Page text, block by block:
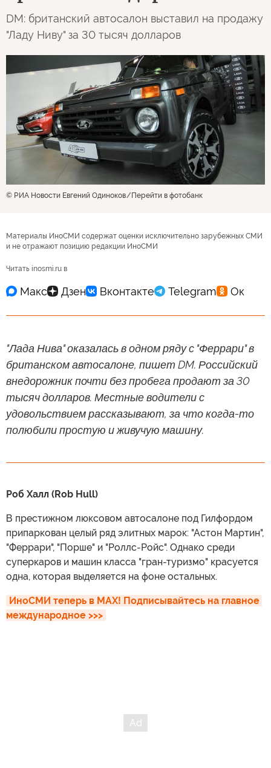
DM: британский автосалон выставил на продажу
"Ладу Ниву" за 30 тысяч долларов
© РИА Новости Евгений Одиноков Перейти в фотобанк
Материалы ИноСМИ содержат оценки исключительно зарубежных СМИ
и не отражают позицию редакции ИноСМИ
Читать inosmi.ru в
"Лада Нива" оказалась в одном ряду с "Феррари" в
британском автосалоне, пишет DM. Российский
внедорожник почти без пробега продают за 30
тысяч долларов. Местные водители с
удовольствием рассказывают, за что когда-то
полюбили простую и живучую машину.
Роб Халл (Rob Hull)
В престижном люксовом автосалоне под Гилфордом
припаркован целый ряд элитных марок: "Астон Мартин",
"Феррари", "Порше" и "Роллс-Ройс". Однако среди
суперкаров и машин класса "гран-туризмо" красуется
одна, которая выделяется на фоне остальных.
ИноСМИ теперь в MAX! Подписывайтесь на главное
международное >>>